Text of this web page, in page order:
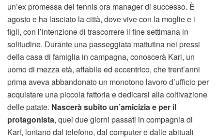
un’ex promessa del tennis ora manager di successo. È
agosto e ha lasciato la città, dove vive con la moglie e i
figli, con l’intenzione di trascorrere il fine settimana in
solitudine. Durante una passeggiata mattutina nei pressi
della casa di famiglia in campagna, conoscerà Karl, un
uomo di mezza età, affabile ed eccentrico, che trent’anni
prima aveva abbandonato un monotono lavoro d’ufficio per
acquistare una piccola fattoria e dedicarsi alla coltivazione
delle patate. Nascerà subito un’amicizia e per il
protagonista, quei due giorni passati in compagnia di
Karl, lontano dal telefono, dal computer e dalle abituali